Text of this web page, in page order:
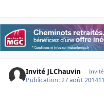
Invité JLChauvin
Publication:27 août 2014